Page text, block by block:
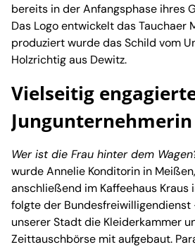
bereits in der Anfangsphase ihres
Das Logo entwickelt das Tauchaer
produziert wurde das Schild vom
Holzrichtig aus Dewitz.
Vielseitig
Jungunternehmerin
Wer ist die Frau hinter dem
wurde Annelie Konditorin in
anschließend im Kaffeehaus Kraus
folgte der
unserer Stadt die Kleiderkammer
Zeittauschbörse mit aufgebaut.